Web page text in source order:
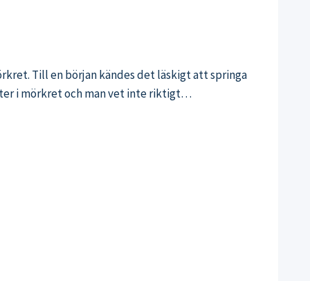
Till en början kändes det läskigt att springa
i mörkret och man vet inte riktigt…